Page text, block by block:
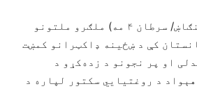
تاند (پنچشنبه، د چنګاښ/ سرطان ۴ مه) ملګرو ملتونو
کې د ښځینه ډاکټرانو کمښت
او پر نجونو د زده‌کړو د
د روغتیايي سکتور لپاره د